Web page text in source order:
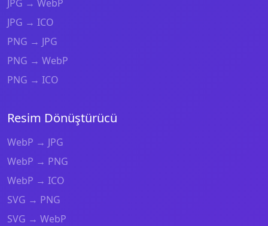
JPG → WebP
JPG → ICO
PNG → JPG
PNG → WebP
PNG → ICO
Resim Dönüştürücü
WebP → JPG
WebP → PNG
WebP → ICO
SVG → PNG
SVG → WebP